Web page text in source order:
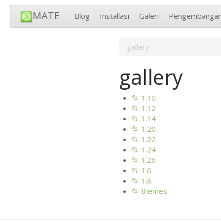
MATE Blog Installasi Galeri Pengembangan
gallery
gallery
📂 1.10
📂 1.12
📂 1.14
📂 1.20
📂 1.22
📂 1.24
📂 1.26
📂 1.6
📂 1.8
📂 themes